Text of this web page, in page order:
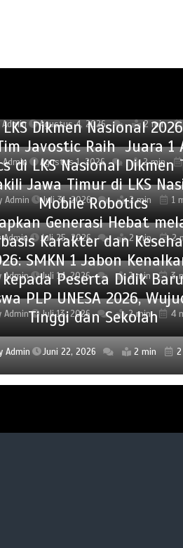
Bahaya Narkoba
Admin Agustus 4, 2026 2 min
LKS Dikmen Nasional 2026
Admin Agustus 1, 2026 2 min
Javostic Raih Juara
di LKS Nasional Dikmen
Admin Juli 31, 2026 2 min 1
Jawa Timur di LKS
Mobile Robotics
Admin Juli 25, 2026 2 min 2
Generasi Hebat
Karakter dan
Admin Juli 14, 2026 2 min 3
SMKN 1 Jabon
kepada Peserta Didik Baru
Admin Juli 13, 2026 2 min 4
PLP UNESA 2026,
Tinggi dan Sekolah
Admin Juni 22, 2026 2 min